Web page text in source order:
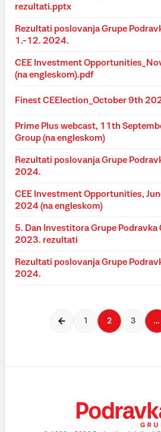
rezultati.pptx
Rezultati poslovanja Grupe
1.-12. 2024.
CEE Investment
(na engleskom).pdf
Finest CEElection_October 9th
Prime Plus webcast, 11th
Group (na engleskom)
Rezultati poslovanja Grupe
2024.
CEE Investment Opportunities,
2024 (na engleskom)
5. Dan Investitora Grupe
2023. rezultati
Rezultati poslovanja Grupe
2024.
1 2 3 …